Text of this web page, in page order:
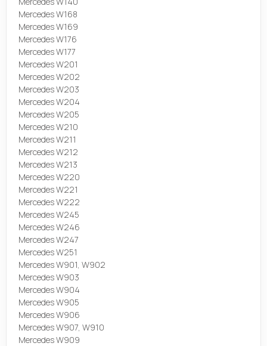
Mercedes W168
Mercedes W169
Mercedes W176
Mercedes W177
Mercedes W201
Mercedes W202
Mercedes W203
Mercedes W204
Mercedes W205
Mercedes W210
Mercedes W211
Mercedes W212
Mercedes W213
Mercedes W220
Mercedes W221
Mercedes W222
Mercedes W245
Mercedes W246
Mercedes W247
Mercedes W251
Mercedes W901, W902
Mercedes W903
Mercedes W904
Mercedes W905
Mercedes W906
Mercedes W907, W910
Mercedes W909